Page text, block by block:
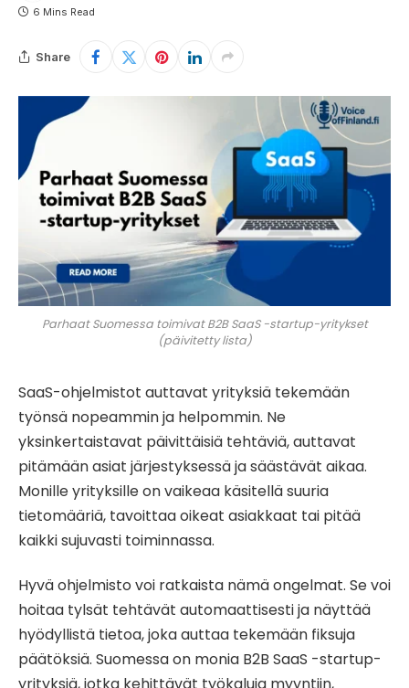
6 Mins Read
Share
Parhaat Suomessa toimivat B2B SaaS -startup-yritykset
(päivitetty lista)
SaaS-ohjelmistot auttavat yrityksiä tekemään
työnsä nopeammin ja helpommin. Ne
yksinkertaistavat päivittäisiä tehtäviä, auttavat
pitämään asiat järjestyksessä ja säästävät aikaa.
Monille yrityksille on vaikeaa käsitellä suuria
tietomääriä, tavoittaa oikeat asiakkaat tai pitää
kaikki sujuvasti toiminnassa.
Hyvä ohjelmisto voi ratkaista nämä ongelmat. Se voi
hoitaa tylsät tehtävät automaattisesti ja näyttää
hyödyllistä tietoa, joka auttaa tekemään fiksuja
päätöksiä. Suomessa on monia B2B SaaS -startup-